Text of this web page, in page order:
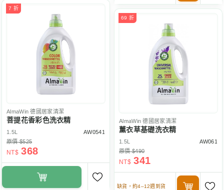
7 折
AlmaWin 德國居家清潔
菩提花香彩色洗衣精
1.5L
AW0541
原價 $525
NT$ 368
69 折
AlmaWin 德國居家清潔
薰衣草基礎洗衣精
1.5L
AW061
原價 $490
NT$ 341
缺貨，約4–12週到貨